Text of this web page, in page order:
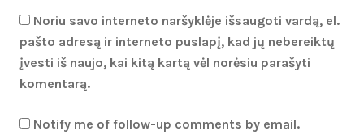
Noriu savo interneto naršyklėje išsaugoti vardą, el.
pašto adresą ir interneto puslapį, kad jų nebereiktų
įvesti iš naujo, kai kitą kartą vėl norėsiu parašyti
komentarą.
Notify me of follow-up comments by email.